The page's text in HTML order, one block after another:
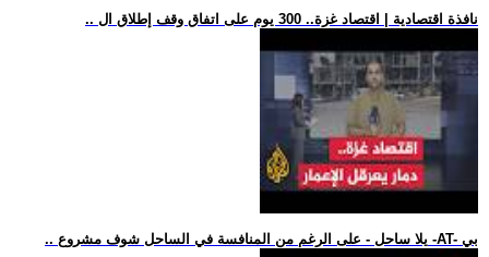
.. نافذة اقتصادية | اقتصاد غزة.. 300 يوم على اتفاق وقف إطلاق ال
.. يلا ساحل - على الرغم من المنافسة في الساحل شوف مشروع -AT- بي